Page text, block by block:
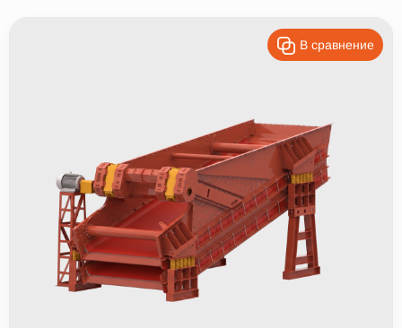
В сравнение